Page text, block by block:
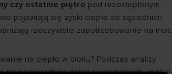
czy ostatnie piętro pod nieocieplonym
pojawiają się zyski ciepła od sąsiednich
rzeczywiste zapotrzebowanie na moc
na ciepło w bloku? Podczas analizy
na powierzchnię ścian zewnętrznych, rodzaj